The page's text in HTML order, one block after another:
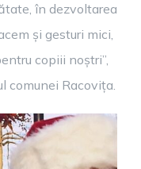
în dezvoltarea
și gesturi mici,
copiii noștri”,
comunei Racovița.